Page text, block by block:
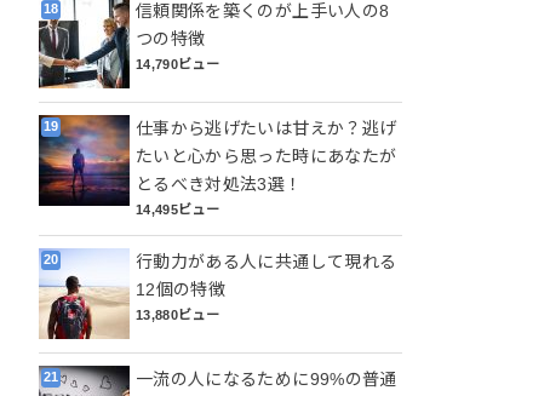
信頼関係を築くのが上手い人の8
つの特徴
14,790ビュー
仕事から逃げたいは甘えか？逃げ
たいと心から思った時にあなたが
とるべき対処法3選！
14,495ビュー
行動力がある人に共通して現れる
12個の特徴
13,880ビュー
一流の人になるために99%の普通